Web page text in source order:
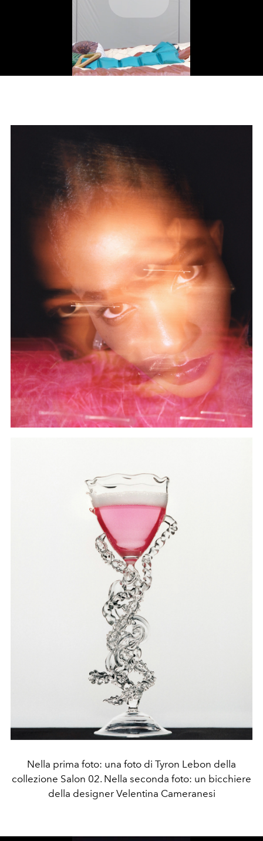
Play
Video
Nella prima foto: una foto di Tyron Lebon della
collezione Salon 02. Nella seconda foto: un bicchiere
della designer Velentina Cameranesi